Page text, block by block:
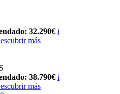
32.290€ i
más
38.790€ i
más